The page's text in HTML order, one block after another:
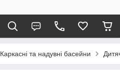
Каркасні та надувні басейни